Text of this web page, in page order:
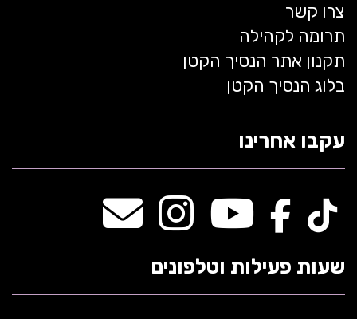
צרו קשר
תרומה לקהילה
תקנון אתר הנסיך הקטן
בלוג הנסיך הקטן
עקבו אחרינו
שעות פעילות וטלפונים